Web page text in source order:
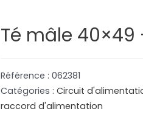
Té mâle 40×49
Référence :062381
Catégories :Circuit
raccord d'alimentation